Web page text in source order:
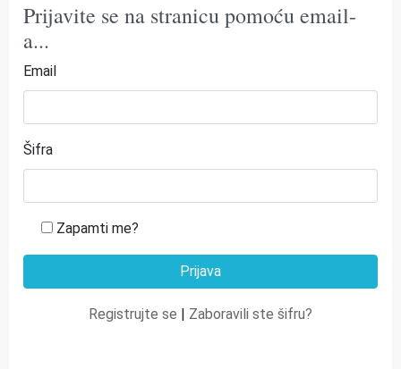
Prijavite se na stranicu pomoću email-
a...
Email
Šifra
Zapamti me?
Registrujte se | Zaboravili ste šifru?